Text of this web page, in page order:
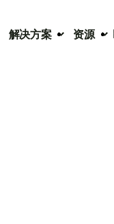
解决方案 资源